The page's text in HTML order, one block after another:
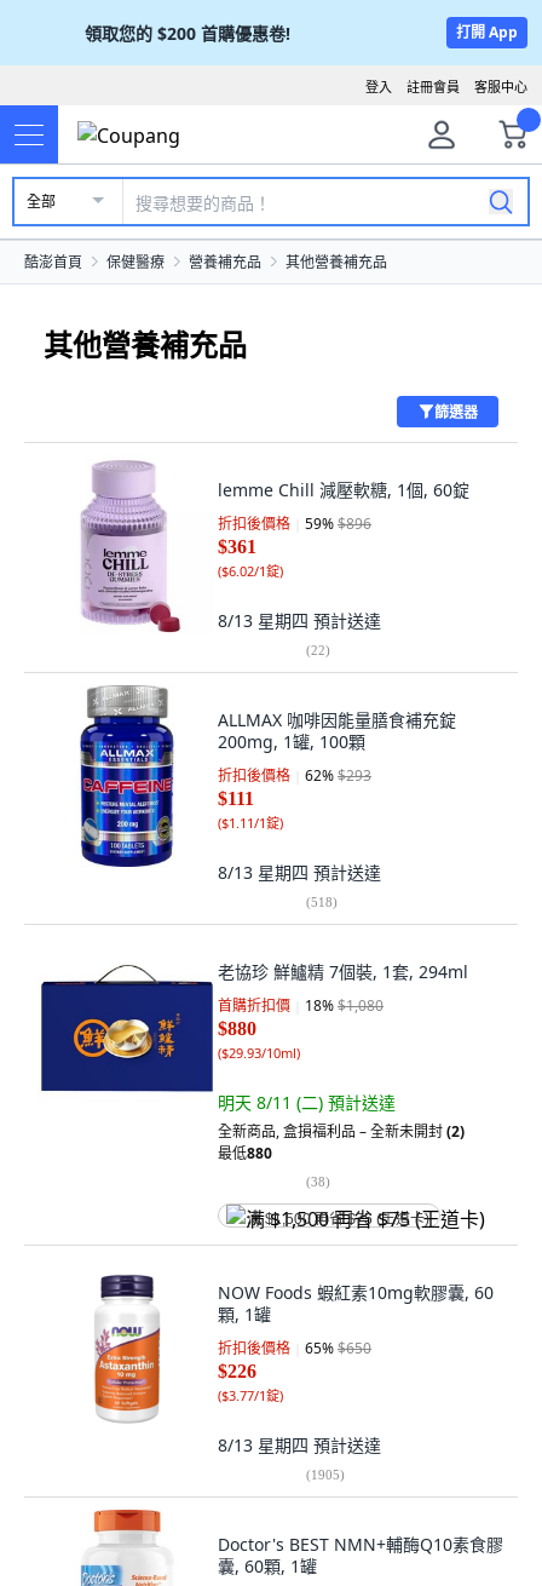
領取您的 $200 首購優惠卷! 打開 App
客服中心
註冊會員
登入
全部
酷澎首頁 保健醫療 營養補充品 其他營養補充品
其他營養補充品
篩選器
lemme Chill 減壓軟糖, 1個, 60錠
折扣後價格 59%$896
$361
($6.02/1錠)
8/13 星期四 預計送達
(22)
ALLMAX 咖啡因能量膳食補充錠
200mg, 1罐, 100顆
折扣後價格 62%$293
$111
($1.11/1錠)
8/13 星期四 預計送達
(518)
老協珍 鮮鱸精 7個裝, 1套, 294ml
首購折扣價 18%$1,080
$880
($29.93/10ml)
明天 8/11 (二) 預計送達
全新商品,盒損福利品 – 全新未開封(2)
最低880
(38)
满 $1,500 再省 $75 (王道卡)
NOW Foods 蝦紅素10mg軟膠囊, 60
顆, 1罐
折扣後價格 65%$650
$226
($3.77/1錠)
8/13 星期四 預計送達
(1905)
Doctor's BEST NMN+輔酶Q10素食膠
囊, 60顆, 1罐